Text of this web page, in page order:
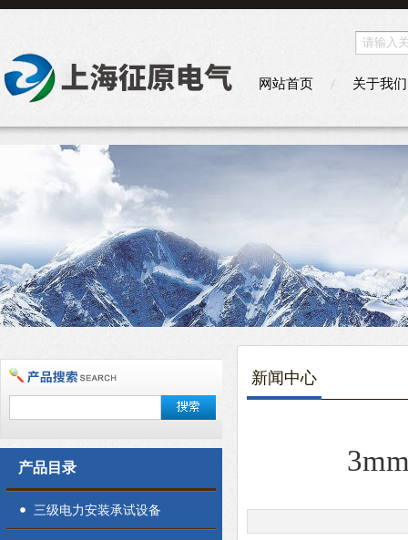
网站首页 关于我们
产品目录
三级电力安装承试设备
新闻中心